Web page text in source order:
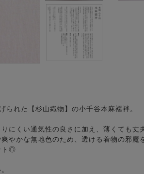
れた【杉山織物】の小千谷本麻襦袢。
にくい通気性の良さに加え、薄くても丈
やかな無地色のため、透ける着物の邪魔
ト◎